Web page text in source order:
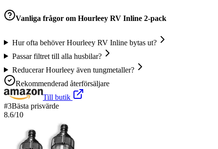
Vanliga frågor om Hourleey RV Inline 2-pack
Hur ofta behöver Hourleey RV Inline bytas ut?
Passar filtret till alla husbilar?
Reducerar Hourleey även tungmetaller?
Rekommenderad återförsäljare
Till butik
#3Bästa prisvärde
8.6/10